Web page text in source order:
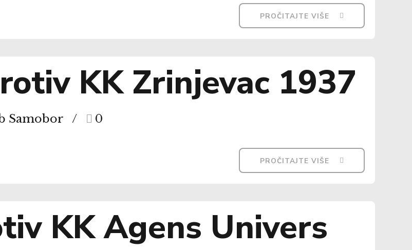
PROČITAJTE VIŠE
KK Zrinjevac 1937
Samobor 0
PROČITAJTE VIŠE
KK Agens Univers